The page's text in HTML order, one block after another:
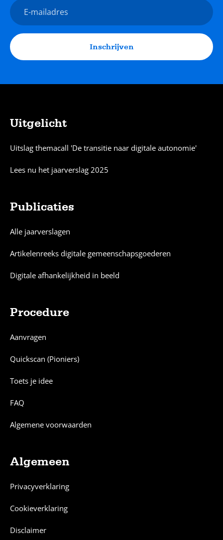
E-
mailadres
Inschrijven
Uitgelicht
Uitslag themacall 'De transitie naar digitale autonomie'
Lees nu het jaarverslag 2025
Publicaties
Alle jaarverslagen
Artikelenreeks digitale gemeenschapsgoederen
Digitale afhankelijkheid in beeld
Procedure
Aanvragen
Quickscan (Pioniers)
Toets je idee
FAQ
Algemene voorwaarden
Algemeen
Privacyverklaring
Cookieverklaring
Disclaimer